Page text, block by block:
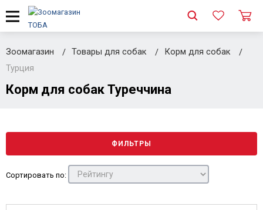
Зоомагазин Товары для собак
Корм для собак
Турция
Корм для собак Туреччина
ФИЛЬТРЫ
Сортировать по: